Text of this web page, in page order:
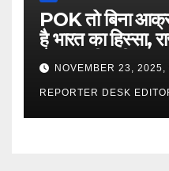
POK तो बिना
है भारत का हिस्सा,
लेकर कही बड़ी
NOVEMBER 23, 2025,
REPORTER DESK